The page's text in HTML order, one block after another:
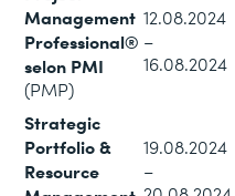
Management
Professional®
selon PMI
(PMP)
12.08.2024
–
16.08.2024
Strategic
Portfolio &
Resource
19.08.2024
–